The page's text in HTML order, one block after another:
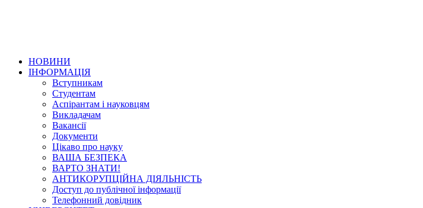
НОВИНИ
ІНФОРМАЦІЯ
Вступникам
Студентам
Аспірантам і науковцям
Викладачам
Вакансії
Документи
Цікаво про науку
ВАША БЕЗПЕКА
ВАРТО ЗНАТИ!
АНТИКОРУПЦІЙНА ДІЯЛЬНІСТЬ
Доступ до публічної інформації
Телефонний довідник